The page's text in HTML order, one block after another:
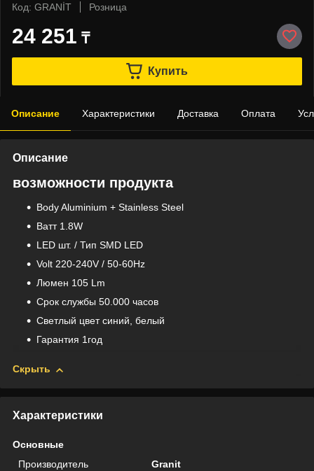
Код: GRANİT
Розница
24 251 ₸
Купить
Описание Характеристики Доставка Оплата
Описание
возможности продукта
Body Aluminium + Stainless Steel
Bатт 1.8W
LED шт. / Тип SMD LED
Volt 220-240V / 50-60Hz
Люмен 105 Lm
Срок службы 50.000 часов
Светлый цвет синий, белый
Гарантия 1год
Скрыть
Характеристики
Основные
Производитель
Granit